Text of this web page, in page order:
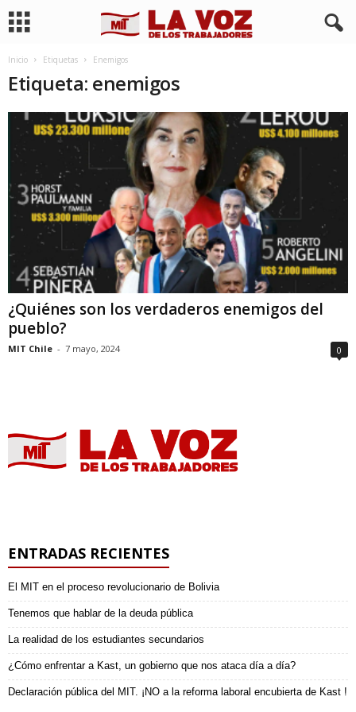
Inicio Etiquetas Enemigos
Etiqueta: enemigos
¿Quiénes son los verdaderos enemigos del
pueblo?
MIT Chile - 7 mayo, 2024 0
ENTRADAS RECIENTES
El MIT en el proceso revolucionario de Bolivia
Tenemos que hablar de la deuda pública
La realidad de los estudiantes secundarios
¿Cómo enfrentar a Kast, un gobierno que nos ataca día a día?
Declaración pública del MIT. ¡NO a la reforma laboral encubierta de Kast !